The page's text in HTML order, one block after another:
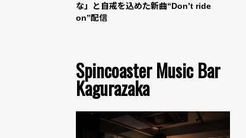
な」と自戒を込めた新曲“Don’t ride
on”配信
Spincoaster Music Bar
Kagurazaka